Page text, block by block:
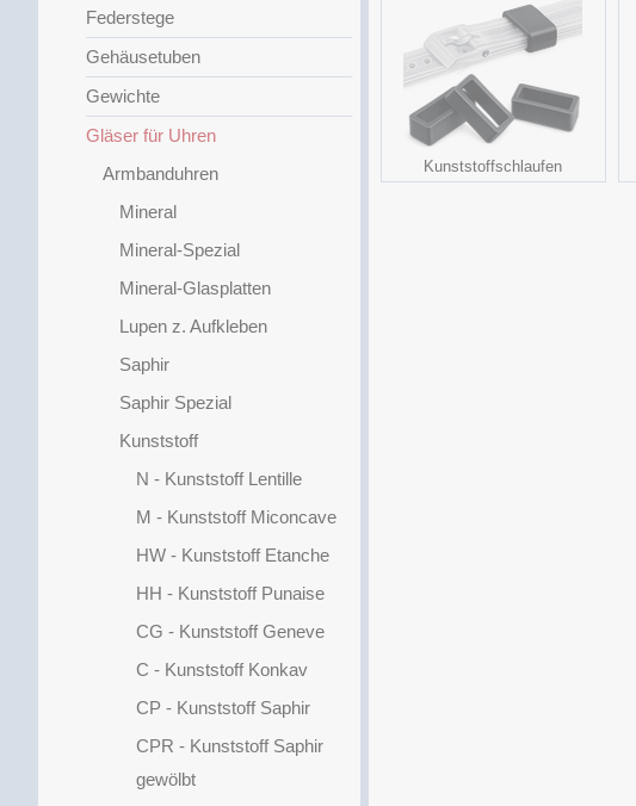
Federstege
Gehäusetuben
Gewichte
Gläser für Uhren
Armbanduhren
Mineral
Mineral-Spezial
Mineral-Glasplatten
Lupen z. Aufkleben
Saphir
Saphir Spezial
Kunststoff
N - Kunststoff Lentille
M - Kunststoff Miconcave
HW - Kunststoff Etanche
HH - Kunststoff Punaise
CG - Kunststoff Geneve
C - Kunststoff Konkav
CP - Kunststoff Saphir
CPR - Kunststoff Saphir
gewölbt
Kunststoffschlaufen